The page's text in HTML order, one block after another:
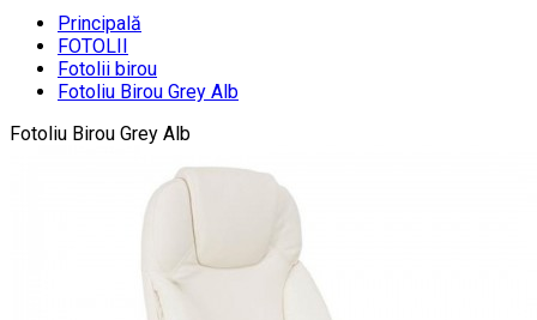
Principală
FOTOLII
Fotolii birou
Fotoliu Birou Grey Alb
Fotoliu Birou Grey Alb